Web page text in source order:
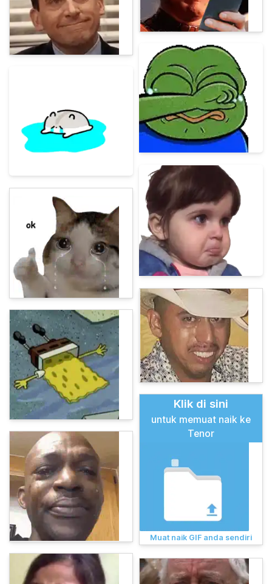
Klik di sini
untuk memuat naik ke
Tenor
Muat naik GIF anda sendiri